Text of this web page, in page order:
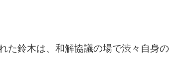
た鈴木は、和解協議の場で渋々自身の